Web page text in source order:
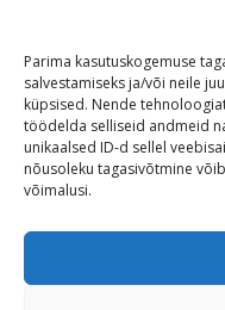
Parima kasutuskogemuse
salvestamiseks ja/või neile
küpsised. Nende
töödelda selliseid andmeid
unikaalsed ID-d sellel
nõusoleku tagasivõtmine
võimalusi.
Maitseelamused
Visit Tallinn